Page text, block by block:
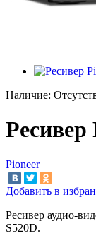
Наличие:
Ресивер
Pioneer
Добавить в
Ресивер аудио-
S520D.